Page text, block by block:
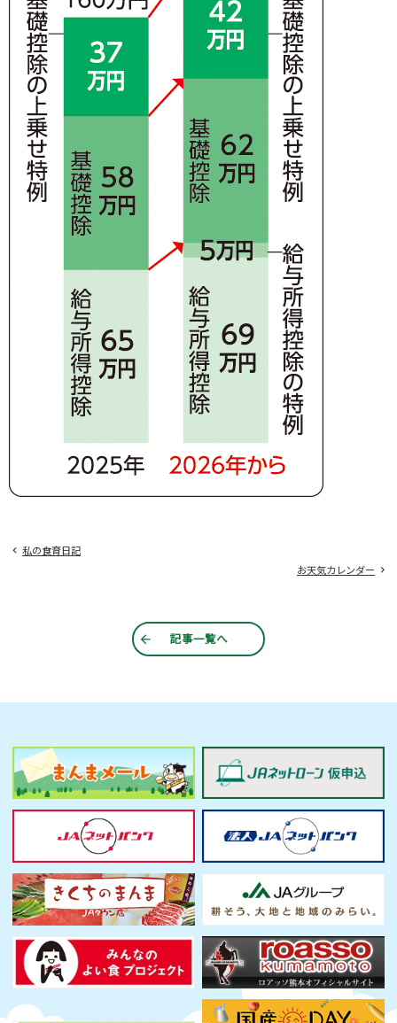
私の食育日記
お天気カレンダー
記事一覧へ